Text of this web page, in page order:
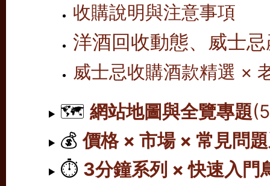
收購說明與注意事項
洋酒回收動態、威士
威士忌收購酒款精選 ×
🗺️網站地圖與全覽專題
💰價格 × 市場 × 常見問
⏱️ 3分鐘系列 × 快速入門